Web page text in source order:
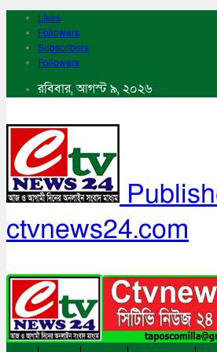
Likes
Followers
Subscribers
Followers
রবিবার, আগস্ট ৯, ২০২৬
ctvnews24.com